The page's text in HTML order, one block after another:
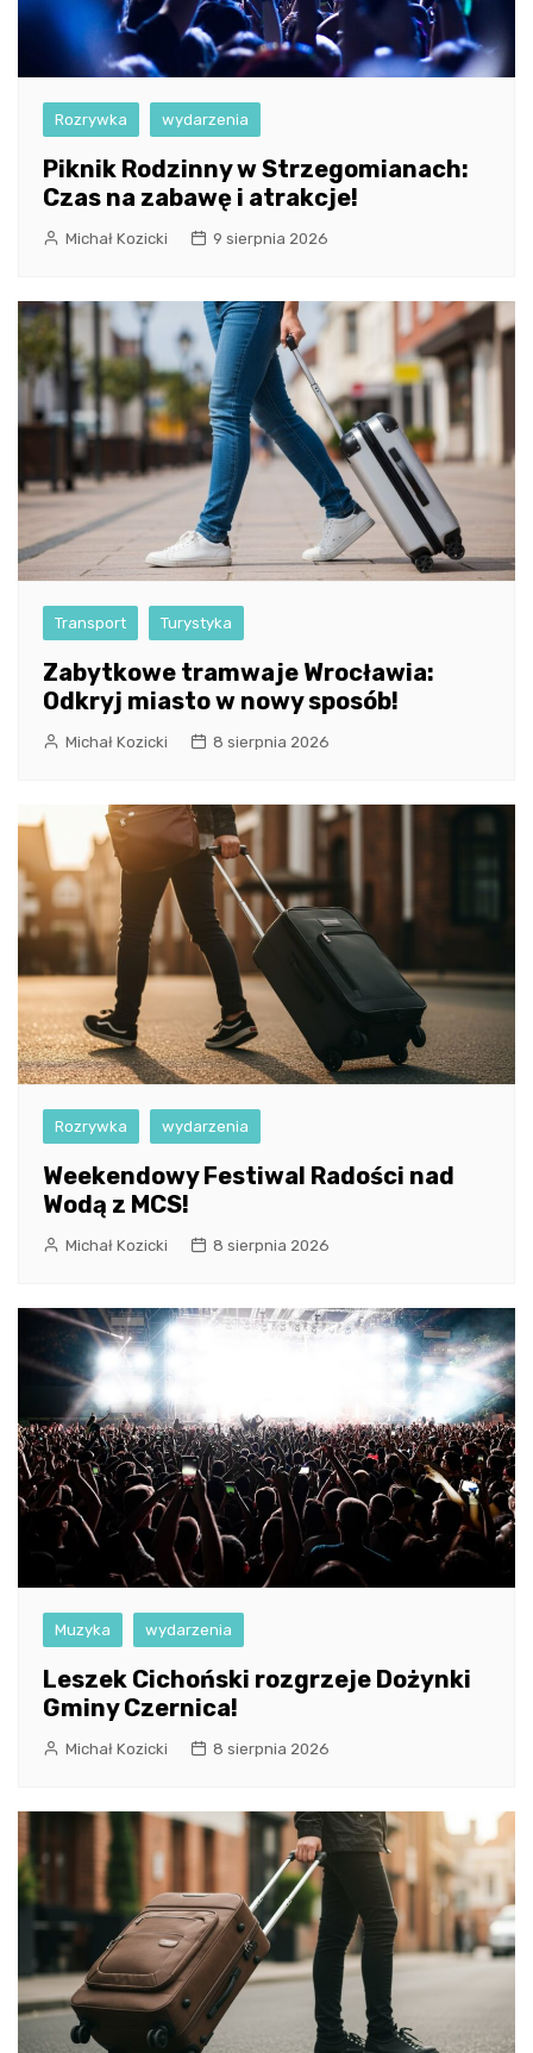
Rozrywka wydarzenia
Piknik Rodzinny w Strzegomianach:
Czas na zabawę i atrakcje!
Michał Kozicki 9 sierpnia 2026
Transport Turystyka
Zabytkowe tramwaje Wrocławia:
Odkryj miasto w nowy sposób!
Michał Kozicki 8 sierpnia 2026
Rozrywka wydarzenia
Weekendowy Festiwal Radości nad
Wodą z MCS!
Michał Kozicki 8 sierpnia 2026
Muzyka wydarzenia
Leszek Cichoński rozgrzeje Dożynki
Gminy Czernica!
Michał Kozicki 8 sierpnia 2026